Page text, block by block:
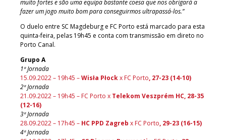
muito fortes e são uma equipa bastante coesa que nos obrigará a
fazer um jogo muito bom para conseguirmos ultrapassá-los.”
O duelo entre SC Magdeburg e FC Porto está marcado para esta
quinta-feira, pelas 19h45 e conta com transmissão em direto no
Porto Canal.
Grupo A
1ª Jornada
15.09.2022 – 19h45 –Wisła Płockx FC Porto, 27-23 (14-10)
2ª Jornada
21.09.2022 – 19h45 – FC Porto x Telekom Veszprém HC, 28-35
(12-16)
3ª Jornada
28.09.2022 – 17h45 – HC PPD Zagreb x FC Porto, 29-23 (16-15)
4ª Jornada